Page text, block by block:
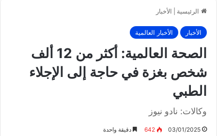
الرئيسية الأخبار
الأخبار الأخبار العالمية
الصحة العالمية: أكثر من 12 ألف
شخص بغزة في حاجة إلى الإجلاء
الطبي
وكالات: نادو نيوز
03/01/2025
642 دقيقة واحدة